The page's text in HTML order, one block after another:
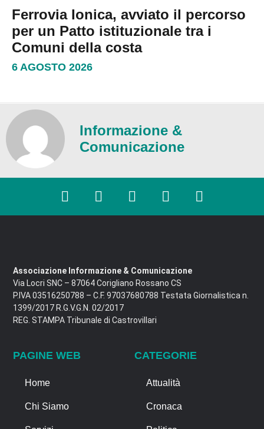
Ferrovia Ionica, avviato il percorso
per un Patto istituzionale tra i
Comuni della costa
6 AGOSTO 2026
Informazione &
Comunicazione
Associazione Informazione & Comunicazione
Via Locri SNC – 87064 Corigliano Rossano CS
P.IVA 03516250788 – C.F. 97037680788 Testata Giornalistica n.
1399/2017 R.G.V.G.N. 02/2017
REG. STAMPA Tribunale di Castrovillari
PAGINE WEB
Home
Chi Siamo
CATEGORIE
Attualità
Cronaca